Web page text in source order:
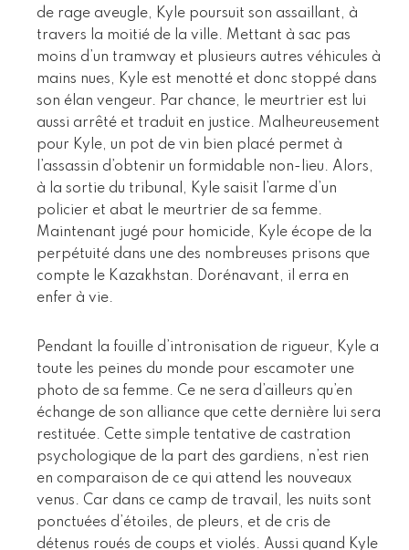
de rage aveugle, Kyle poursuit son assaillant, à
travers la moitié de la ville. Mettant à sac pas
moins d’un tramway et plusieurs autres véhicules à
mains nues, Kyle est menotté et donc stoppé dans
son élan vengeur. Par chance, le meurtrier est lui
aussi arrêté et traduit en justice. Malheureusement
pour Kyle, un pot de vin bien placé permet à
l’assassin d’obtenir un formidable non-lieu. Alors,
à la sortie du tribunal, Kyle saisit l’arme d’un
policier et abat le meurtrier de sa femme.
Maintenant jugé pour homicide, Kyle écope de la
perpétuité dans une des nombreuses prisons que
compte le Kazakhstan. Dorénavant, il erra en
enfer à vie.
Pendant la fouille d’intronisation de rigueur, Kyle a
toute les peines du monde pour escamoter une
photo de sa femme. Ce ne sera d’ailleurs qu’en
échange de son alliance que cette dernière lui sera
restituée. Cette simple tentative de castration
psychologique de la part des gardiens, n’est rien
en comparaison de ce qui attend les nouveaux
venus. Car dans ce camp de travail, les nuits sont
ponctuées d’étoiles, de pleurs, et de cris de
détenus roués de coups et violés. Aussi quand Kyle